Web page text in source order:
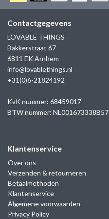
SANJOYA
GNOES
YMALA
REBEL & ROSE
SILK | SALE
KARMA
CAMPS & CAMPS
BERNICE
HORLOGE
SALE
CADEAUTJES TOT € 50
CADEAUTJES TOT € 100
Contactgegevens
LOVABLE THINGS
Bakkerstraat 67
6811 EK Arnhem
info@lovablethings.nl
+31(0)6-21824192
KvK nummer: 68459017
BTW nummer: NL001673338B57
Klantenservice
Over ons
Verzenden & retourneren
Betaalmethoden
Klantenservice
Algemene voorwaarden
Privacy Policy